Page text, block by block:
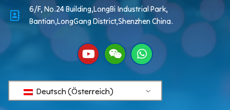
6/F, No.24 Building,LongBi Industrial Park,
Bantian,LongGang District,Shenzhen China.
Deutsch (Österreich)